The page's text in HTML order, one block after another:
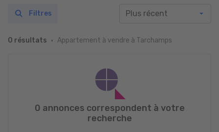
0 résultats Appartement à vendre à Tarchamps
Filtres
0 annonces correspondent à votre
recherche